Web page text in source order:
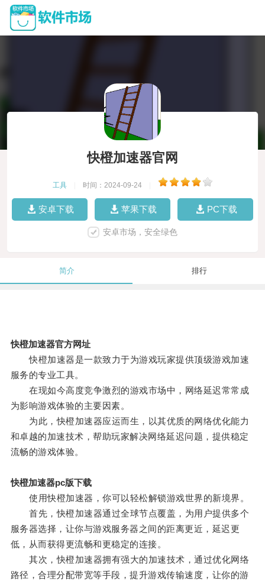
快橙加速器官网
工具 时间：2024-09-24
安卓下载 苹果下载 PC下载
安卓市场，安全绿色
简介 排行
快橙加速器官方网址
快橙加速器是一款致力于为游戏玩家提供顶级游戏加速
服务的专业工具。
在现如今高度竞争激烈的游戏市场中，网络延迟常常成
为影响游戏体验的主要因素。
为此，快橙加速器应运而生，以其优质的网络优化能力
和卓越的加速技术，帮助玩家解决网络延迟问题，提供稳定
流畅的游戏体验。
快橙加速器pc版下载
使用快橙加速器，你可以轻松解锁游戏世界的新境界。
首先，快橙加速器通过全球节点覆盖，为用户提供多个
服务器选择，让你与游戏服务器之间的距离更近，延迟更
低，从而获得更流畅和更稳定的连接。
其次，快橙加速器拥有强大的加速技术，通过优化网络
路径，合理分配带宽等手段，提升游戏传输速度，让你的游